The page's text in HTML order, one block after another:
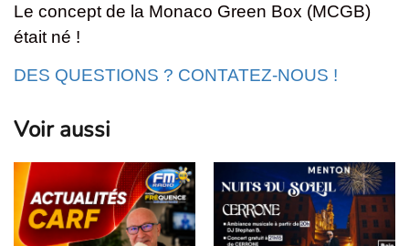
Le concept de la Monaco Green Box (MCGB)
était né !
DES QUESTIONS ? CONTATEZ-NOUS !
Voir aussi